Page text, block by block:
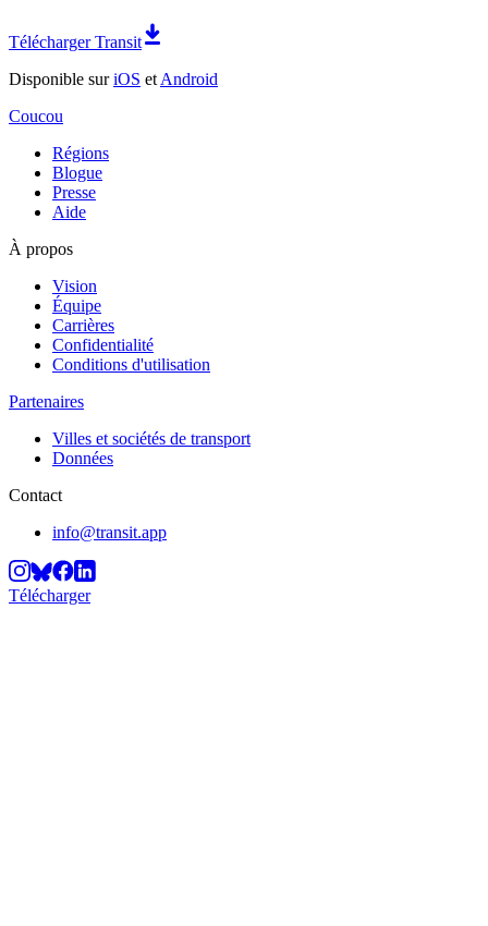
Télécharger Transit
Disponible suriOS et Android
Coucou
Régions
Blogue
Presse
Aide
À propos
Vision
Équipe
Carrières
Confidentialité
Conditions d'utilisation
Partenaires
Villes et sociétés de transport
Données
Contact
info@transit.app
Télécharger